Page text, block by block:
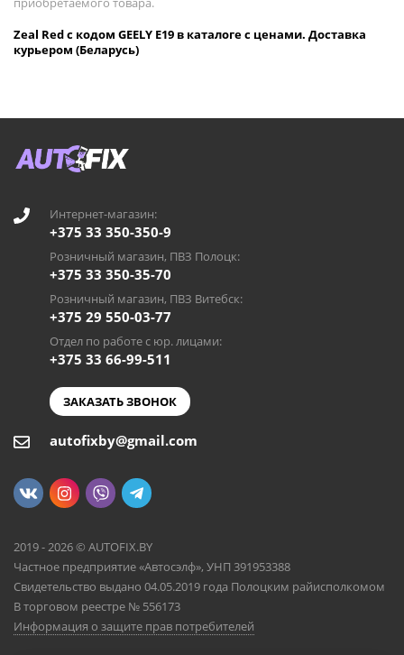
Zeal Red с кодом GEELY E19 в каталоге с ценами. Доставка
курьером (Беларусь)
Интернет-магазин:
+375 33 350-350-9
Розничный магазин, ПВЗ Полоцк:
+375 33 350-35-70
Розничный магазин, ПВЗ Витебск:
+375 29 550-03-77
Отдел по работе с юр. лицами:
+375 33 66-99-511
ЗАКАЗАТЬ ЗВОНОК
autofixby@gmail.com
2019 - 2026 © AUTOFIX.BY
Частное предприятие «Автосэлф», УНП 391953388
Свидетельство выдано 04.05.2019 года Полоцким райисполкомом
В торговом реестре № 556173
Информация о защите прав потребителей